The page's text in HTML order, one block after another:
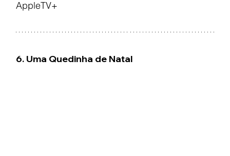
AppleTV+
6. Uma Quedinha de Natal